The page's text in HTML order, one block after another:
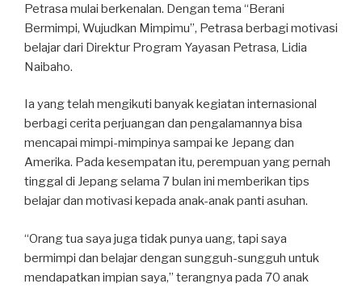
Petrasa mulai berkenalan. Dengan tema “Berani
Bermimpi, Wujudkan Mimpimu”, Petrasa berbagi motivasi
belajar dari Direktur Program Yayasan Petrasa, Lidia
Naibaho.
Ia yang telah mengikuti banyak kegiatan internasional
berbagi cerita perjuangan dan pengalamannya bisa
mencapai mimpi-mimpinya sampai ke Jepang dan
Amerika. Pada kesempatan itu, perempuan yang pernah
tinggal di Jepang selama 7 bulan ini memberikan tips
belajar dan motivasi kepada anak-anak panti asuhan.
“Orang tua saya juga tidak punya uang, tapi saya
bermimpi dan belajar dengan sungguh-sungguh untuk
mendapatkan impian saya,” terangnya pada 70 anak